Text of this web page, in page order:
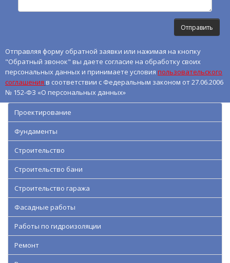
Отправляя форму обратной заявки или нажимая на кнопку
"Обратный звонок" вы даете согласие на обработку своих
персональных данных и принимаете условия пользовательского
соглашения в соответствии с Федеральным законом от 27.06.2006
№ 152-ФЗ «О персональных данных»
Проектирование
Фундаменты
Строительство
Строительство бани
Строительство гаража
Фасадные работы
Работы по гидроизоляции
Ремонт